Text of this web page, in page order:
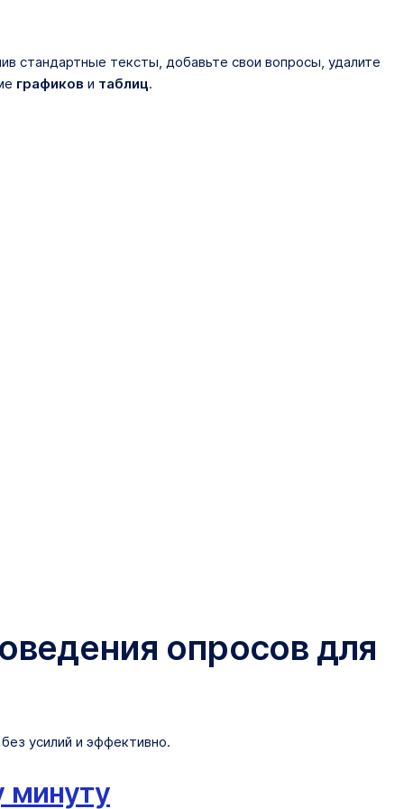
стандартные тексты, добавьте свои вопросы, удалите
графиков и таблиц.
опросов для
усилий и эффективно.
минуту